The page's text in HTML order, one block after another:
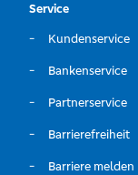
Service
Kundenservice
Bankenservice
Partnerservice
Barrierefreiheit
Barriere melden